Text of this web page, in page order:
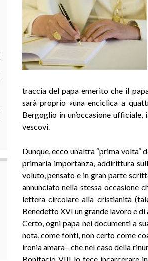
traccia del papa emerito che il
sarà proprio «una enciclica a
Bergoglio in un’occasione
vescovi.
Dunque, ecco un’altra “prima
primaria importanza, addirittura
voluto, pensato e in gran parte
annunciato nella stessa occasione
lettera circolare alla cristianità
Benedetto XVI un grande lavoro e
Certo, ogni papa nei documenti a
nota, come fonti, non certo come
ironia amara– che nel caso della
Bonifacio VIII lo fece incarcerare